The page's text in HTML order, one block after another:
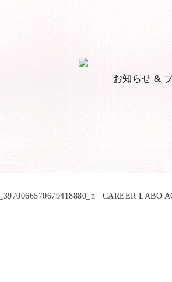
お知らせ &
| CAREER LABO